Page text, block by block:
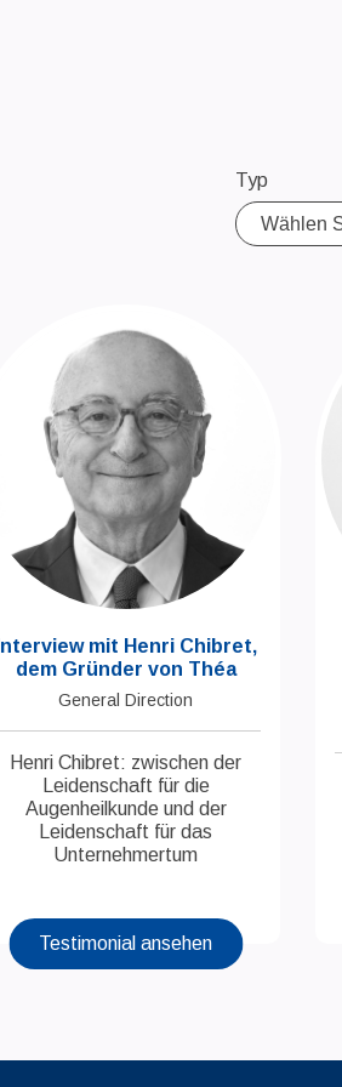
Typ
Interview mit Henri Chibret,
dem Gründer von Théa
General Direction
Henri Chibret: zwischen der
Leidenschaft für die
Augenheilkunde und der
Leidenschaft für das
Unternehmertum
Testimonial ansehen